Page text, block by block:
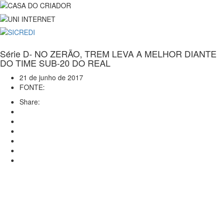
Série D- NO ZERÃO, TREM LEVA A MELHOR DIANTE
DO TIME SUB-20 DO REAL
21 de junho de 2017
FONTE:
Share: